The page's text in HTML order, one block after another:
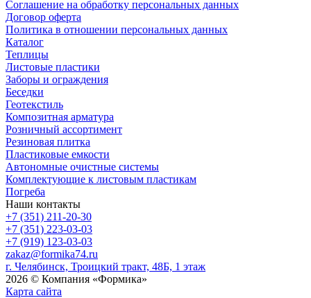
Соглашение на обработку персональных данных
Договор оферта
Политика в отношении персональных данных
Каталог
Теплицы
Листовые пластики
Заборы и ограждения
Беседки
Геотекстиль
Композитная арматура
Розничный ассортимент
Резиновая плитка
Пластиковые емкости
Автономные очистные системы
Комплектующие к листовым пластикам
Погреба
Наши контакты
+7 (351) 211-20-30
+7 (351) 223-03-03
+7 (919) 123-03-03
zakaz@formika74.ru
г. Челябинск, Троицкий тракт, 48Б, 1 этаж
2026 © Компания «Формика»
Карта сайта